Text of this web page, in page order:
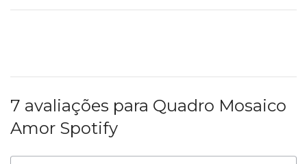
7 avaliações para Quadro Mosaico
Amor Spotify